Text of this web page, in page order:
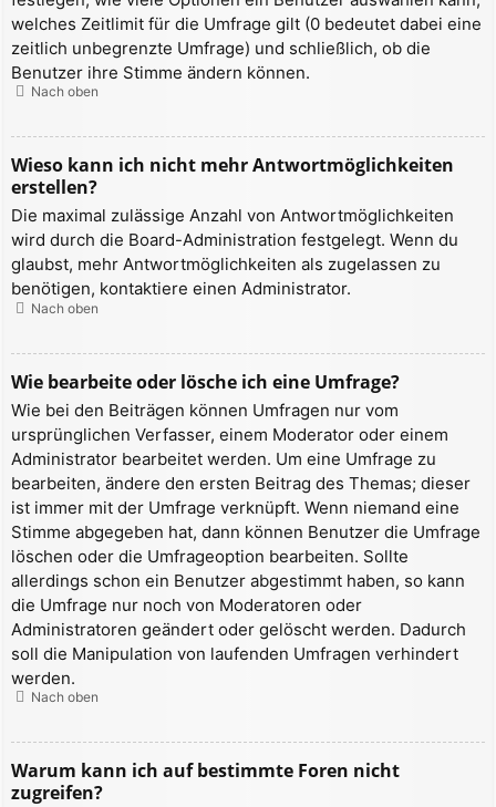
welches Zeitlimit für die Umfrage gilt (0 bedeutet dabei eine
zeitlich unbegrenzte Umfrage) und schließlich, ob die
Benutzer ihre Stimme ändern können.
Nach oben
Wieso kann ich nicht mehr Antwortmöglichkeiten
erstellen?
Die maximal zulässige Anzahl von Antwortmöglichkeiten
wird durch die Board-Administration festgelegt. Wenn du
glaubst, mehr Antwortmöglichkeiten als zugelassen zu
benötigen, kontaktiere einen Administrator.
Nach oben
Wie bearbeite oder lösche ich eine Umfrage?
Wie bei den Beiträgen können Umfragen nur vom
ursprünglichen Verfasser, einem Moderator oder einem
Administrator bearbeitet werden. Um eine Umfrage zu
bearbeiten, ändere den ersten Beitrag des Themas; dieser
ist immer mit der Umfrage verknüpft. Wenn niemand eine
Stimme abgegeben hat, dann können Benutzer die Umfrage
löschen oder die Umfrageoption bearbeiten. Sollte
allerdings schon ein Benutzer abgestimmt haben, so kann
die Umfrage nur noch von Moderatoren oder
Administratoren geändert oder gelöscht werden. Dadurch
soll die Manipulation von laufenden Umfragen verhindert
werden.
Nach oben
Warum kann ich auf bestimmte Foren nicht
zugreifen?